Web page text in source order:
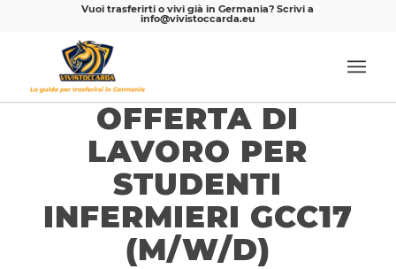
Vuoi trasferirti o vivi già in Germania? Scrivi a
info@vivistoccarda.eu
OFFERTA DI
LAVORO PER
STUDENTI
INFERMIERI GCC17
(M/W/D)